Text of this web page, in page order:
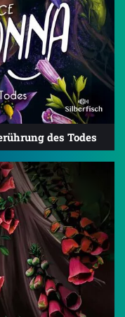
des Todes